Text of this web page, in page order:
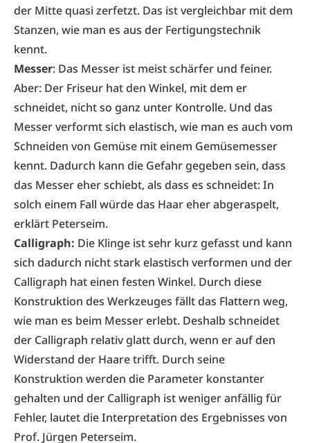
der Mitte quasi zerfetzt. Das ist vergleichbar mit dem
Stanzen, wie man es aus der Fertigungstechnik
kennt.
Messer: Das Messer ist meist schärfer und feiner.
Aber: Der Friseur hat den Winkel, mit dem er
schneidet, nicht so ganz unter Kontrolle. Und das
Messer verformt sich elastisch, wie man es auch vom
Schneiden von Gemüse mit einem Gemüsemesser
kennt. Dadurch kann die Gefahr gegeben sein, dass
das Messer eher schiebt, als dass es schneidet: In
solch einem Fall würde das Haar eher abgeraspelt,
erklärt Peterseim.
Calligraph: Die Klinge ist sehr kurz gefasst und kann
sich dadurch nicht stark elastisch verformen und der
Calligraph hat einen festen Winkel. Durch diese
Konstruktion des Werkzeuges fällt das Flattern weg,
wie man es beim Messer erlebt. Deshalb schneidet
der Calligraph relativ glatt durch, wenn er auf den
Widerstand der Haare trifft. Durch seine
Konstruktion werden die Parameter konstanter
gehalten und der Calligraph ist weniger anfällig für
Fehler, lautet die Interpretation des Ergebnisses von
Prof. Jürgen Peterseim.